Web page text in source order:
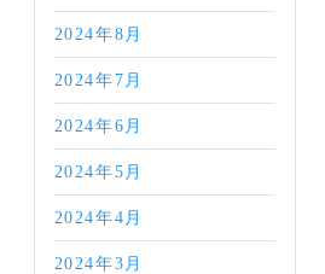
2024年8月
2024年7月
2024年6月
2024年5月
2024年4月
2024年3月